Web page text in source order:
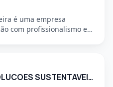
é uma empresa
com profissionalismo e
DP AMBIENTAL - SOLUCOES SUSTENTAVEIS LTDA